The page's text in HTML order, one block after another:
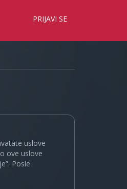
PRIJAVI SE
uslove
ove uslove
Posle